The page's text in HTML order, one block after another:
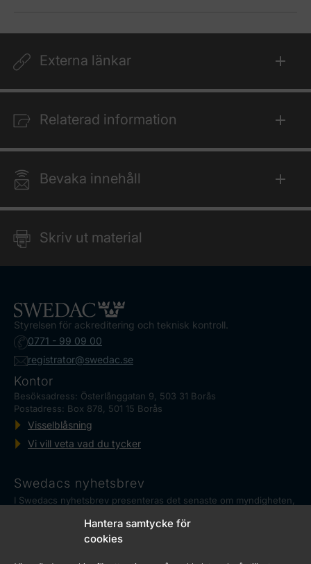
Hantera samtycke för
cookies
Externa länkar
Relaterad information
Bevaka innehåll
Skriv ut material
Styrelsen för ackreditering och teknisk kontroll.
0771 - 99 09 00
registrator@swedac.se
Kontor
Besöksadress: Österlånggatan 9, 503 31 Borås
Postadress: Box 878, 501 15 Borås
Visselblåsning
Vi vill veta vad du tycker
Swedacs nyhetsbrev
I Swedacs nyhetsbrev presenteras det senaste om myndigheten,
Marknadskontrollrådet